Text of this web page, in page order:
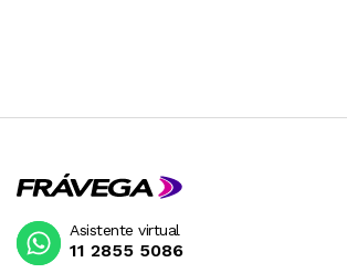
Asistente virtual
11 2855 5086